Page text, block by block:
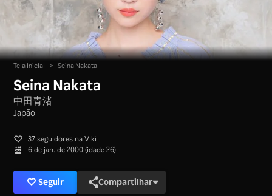
Tela inicial > Seina Nakata
Seina Nakata
中田青渚
Japão
37 seguidores na Viki
6 de jan. de 2000 (idade 26)
Seguir Compartilhar